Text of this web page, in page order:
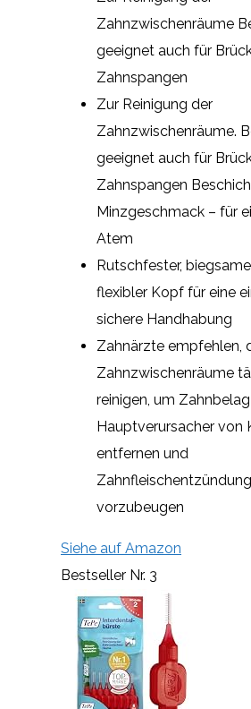
Zahnzwischenräume
geeignet auch für
Zahnspangen
Zur Reinigung der
Zahnzwischenräume.
geeignet auch für
Zahnspangen
Minzgeschmack – für
Atem
Rutschfester,
flexibler Kopf für eine
sichere Handhabung
Zahnärzte empfehlen,
Zahnzwischenräume
reinigen, um
Hauptverursacher von
entfernen und
vorzubeugen
Siehe auf Amazon
Bestseller Nr. 3